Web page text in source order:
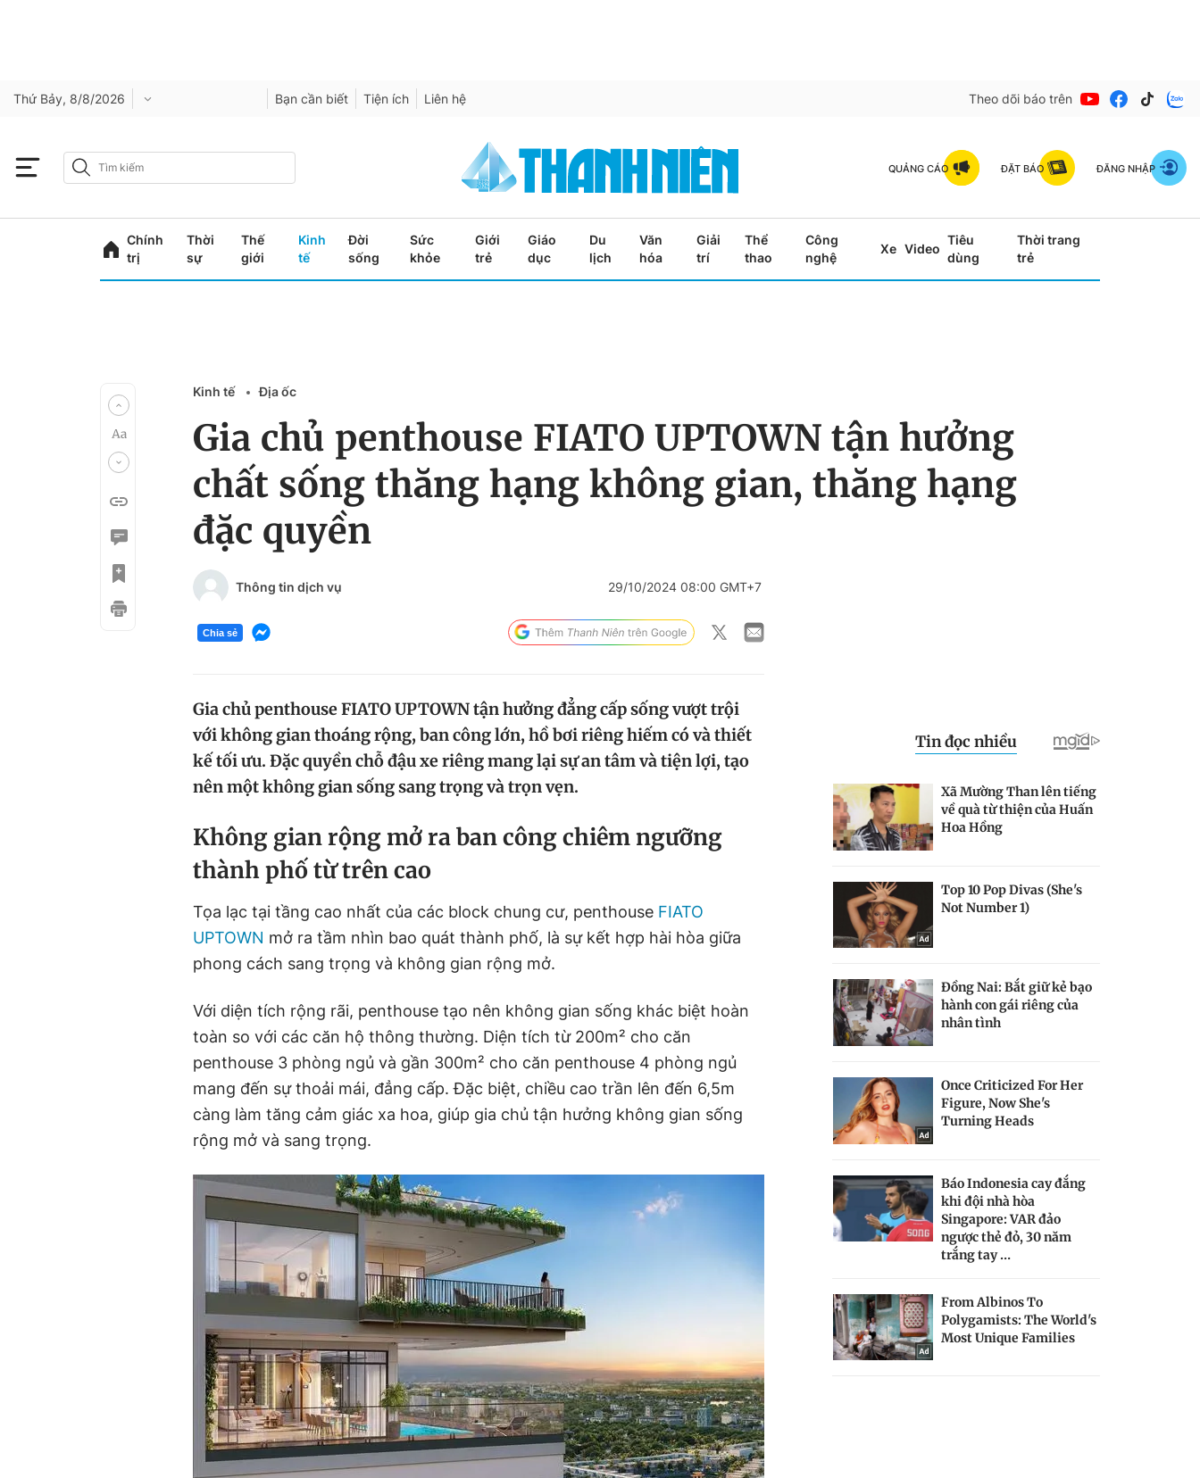
Thứ Bảy, 8/8/2026 Bạn cần biết Tiện ích Liên hệ Theo dõi báo trên
QUẢNG CÁO ĐẶT BÁO ĐĂNG NHẬP
Chính
trị
Thời
sự
Thế
giới
Kinh
tế
Đời
sống
Sức
khỏe
Giới
trẻ
Giáo
dục
Du
lịch
Văn
hóa
Giải
trí
Thể
thao
Công
nghệ
Xe Video
Tiêu
dùng
Thời trang
trẻ
Kinh tế Địa ốc
Gia chủ penthouse FIATO UPTOWN tận hưởng
chất sống thăng hạng không gian, thăng hạng
đặc quyền
Thông tin dịch vụ 29/10/2024 08:00 GMT+7
Chia sẻ
Gia chủ penthouse FIATO UPTOWN tận hưởng đẳng cấp sống vượt trội
với không gian thoáng rộng, ban công lớn, hồ bơi riêng hiếm có và thiết
kế tối ưu. Đặc quyền chỗ đậu xe riêng mang lại sự an tâm và tiện lợi, tạo
nên một không gian sống sang trọng và trọn vẹn.
Không gian rộng mở ra ban công chiêm ngưỡng
thành phố từ trên cao
Tọa lạc tại tầng cao nhất của các block chung cư, penthouse FIATO
UPTOWN mở ra tầm nhìn bao quát thành phố, là sự kết hợp hài hòa giữa
phong cách sang trọng và không gian rộng mở.
Với diện tích rộng rãi, penthouse tạo nên không gian sống khác biệt hoàn
toàn so với các căn hộ thông thường. Diện tích từ 200m² cho căn
penthouse 3 phòng ngủ và gần 300m² cho căn penthouse 4 phòng ngủ
mang đến sự thoải mái, đẳng cấp. Đặc biệt, chiều cao trần lên đến 6,5m
càng làm tăng cảm giác xa hoa, giúp gia chủ tận hưởng không gian sống
rộng mở và sang trọng.